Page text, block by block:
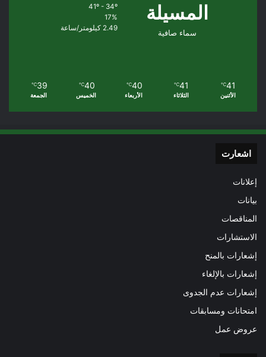
المسيلة
سماء صافية
41º - 34º
17%
2.49 كيلومتر/ساعة
41
℃
الأثنين
41
℃
الثلاثاء
40
℃
الأربعاء
40
℃
الخميس
39
℃
الجمعة
اشعارت
إعلانات
بيانات
المناقصات
الاستشارات
إشعارات بالمنح
إشعارات بالإلغاء
إشعارات عدم الجدوى
امتحانات ومسابقات
عروض عمل